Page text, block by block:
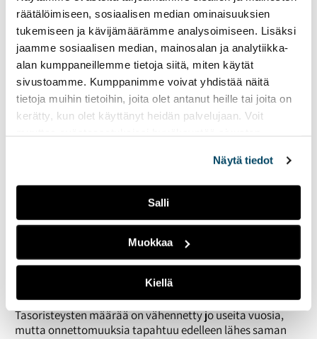
räätälöimiseen, sosiaalisen median ominaisuuksien
tukemiseen ja kävijämäärämme analysoimiseen. Lisäksi
jaamme sosiaalisen median, mainosalan ja analytiikka-
alan kumppaneillemme tietoja siitä, miten käytät
sivustoamme. Kumppanimme voivat yhdistää näitä
tietoja muihin tietoihin, joita olet antanut heille tai joita on
kerätty, kun olet käyttänyt heidän palvelujaan. Voit
Näytä tiedot
Salli
Muokkaa
Kiellä
mahdollista. Tällöin risteyksen turvallisuutta pyritään
lisäämään sillä, että parannetaan näkymää
radallemuuttamalla autotien profiilia tai loiventamalla
tien kaltevuuksia”, toteaa Koistinen.
”Kehitys tuskastuttavan hidas”
Tasoristeysten määrää on vähennetty jo useita vuosia,
mutta onnettomuuksia tapahtuu edelleen lähes saman